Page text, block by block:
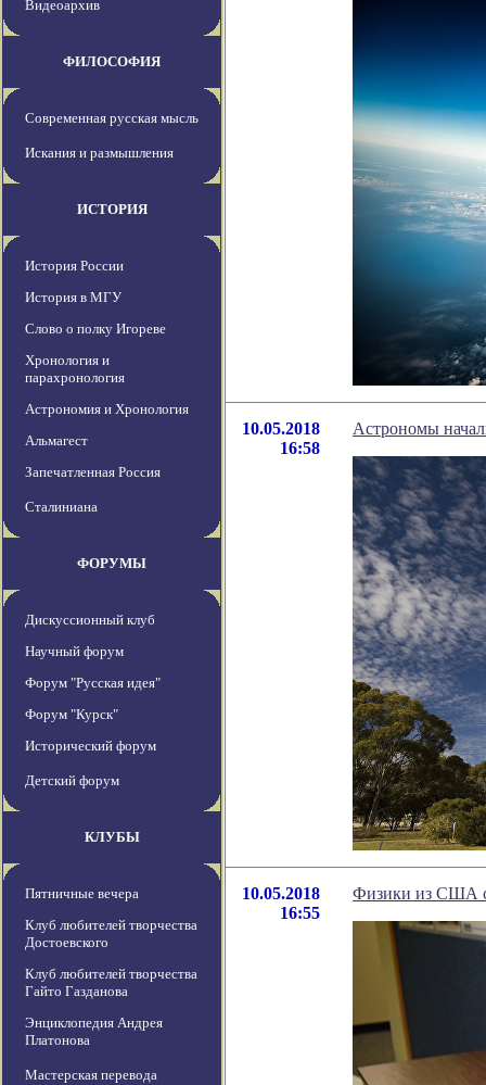
Видеоархив
ФИЛОСОФИЯ
Современная русская мысль
Искания и размышления
ИСТОРИЯ
История России
История в МГУ
Слово о полку Игореве
Хронология и
парахронология
Астрономия и Хронология
Альмагест
Запечатленная Россия
Сталиниана
ФОРУМЫ
Дискуссионный клуб
Научный форум
Форум "Русская идея"
Форум "Курск"
Исторический форум
Детский форум
КЛУБЫ
Пятничные вечера
Клуб любителей творчества
Достоевского
Клуб любителей творчества
Гайто Газданова
Энциклопедия Андрея
Платонова
Мастерская перевода
10.05.2018
16:58
Астрономы
10.05.2018
16:55
Физики из США